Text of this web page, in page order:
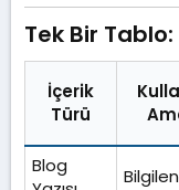
Tek Bir
İçerik
Türü
Blog